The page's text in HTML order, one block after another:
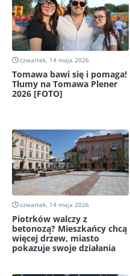
czwartek, 14 maja 2026
Tomawa bawi się i pomaga!
Tłumy na Tomawa Plener
2026 [FOTO]
czwartek, 14 maja 2026
Piotrków walczy z
betonozą? Mieszkańcy chcą
więcej drzew, miasto
pokazuje swoje działania